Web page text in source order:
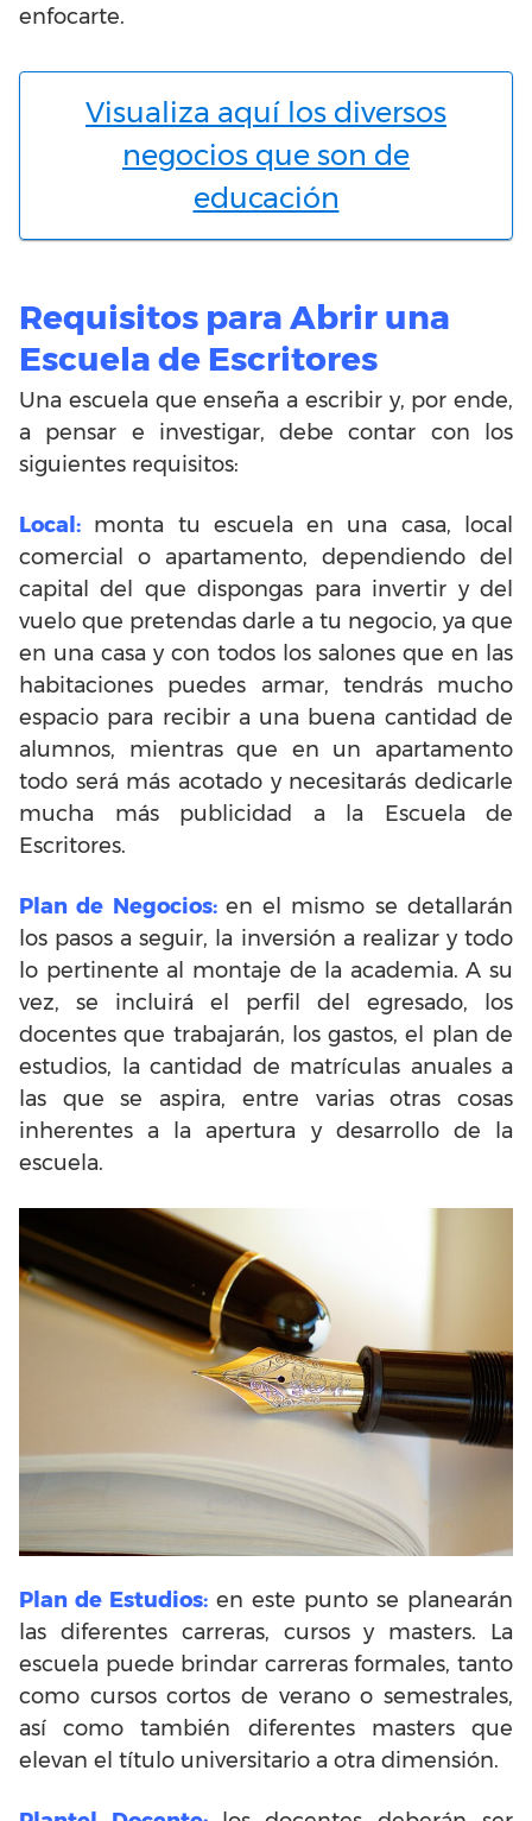
enfocarte.
Visualiza aquí los diversos
negocios que son de
educación
Requisitos para Abrir una
Escuela de Escritores
Una escuela que enseña a escribir y, por ende,
a pensar e investigar, debe contar con los
siguientes requisitos:
Local: monta tu escuela en una casa, local
comercial o apartamento, dependiendo del
capital del que dispongas para invertir y del
vuelo que pretendas darle a tu negocio, ya que
en una casa y con todos los salones que en las
habitaciones puedes armar, tendrás mucho
espacio para recibir a una buena cantidad de
alumnos, mientras que en un apartamento
todo será más acotado y necesitarás dedicarle
mucha más publicidad a la Escuela de
Escritores.
Plan de Negocios: en el mismo se detallarán
los pasos a seguir, la inversión a realizar y todo
lo pertinente al montaje de la academia. A su
vez, se incluirá el perfil del egresado, los
docentes que trabajarán, los gastos, el plan de
estudios, la cantidad de matrículas anuales a
las que se aspira, entre varias otras cosas
inherentes a la apertura y desarrollo de la
escuela.
Plan de Estudios: en este punto se planearán
las diferentes carreras, cursos y masters. La
escuela puede brindar carreras formales, tanto
como cursos cortos de verano o semestrales,
así como también diferentes masters que
elevan el título universitario a otra dimensión.